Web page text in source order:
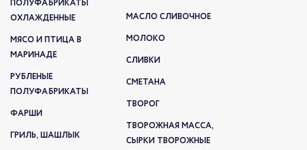
ПОЛУФАБРИКАТЫ
ОХЛАЖДЕННЫЕ
МЯСО И ПТИЦА В
МАРИНАДЕ
РУБЛЕНЫЕ
ПОЛУФАБРИКАТЫ
ФАРШИ
ГРИЛЬ, ШАШЛЫК
МАСЛО СЛИВОЧНОЕ
МОЛОКО
СЛИВКИ
СМЕТАНА
ТВОРОГ
ТВОРОЖНАЯ МАССА,
СЫРКИ ТВОРОЖНЫЕ